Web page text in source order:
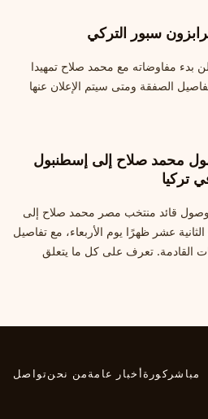
سبور التركي
بدء مفاوضاته مع محمد صلاح تمهيدا
الصفقة ومتى سيتم الإعلان عنها
محمد صلاح إلى إسطنبول
تركيا
قائد منتخب مصر محمد صلاح إلى
عشر ظهرًا يوم الأربعاء، مع تفاصيل
القادمة. تعرف على كل ما يتعلق
مباشر كورةأخبار عامةمن نحنتواصل